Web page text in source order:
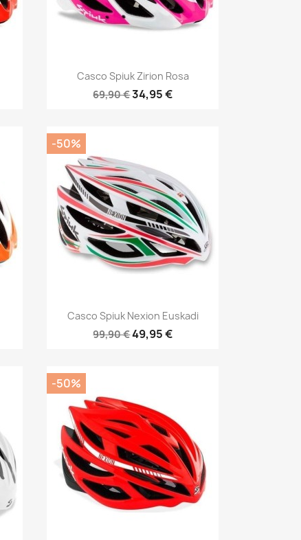
 Vista rápida
Casco Spiuk Zirion Rosa
69,90 €34,95 €
Vista rápida
Casco Spiuk Nexion Euskadi
99,90 €49,95 €
-50%
-50%